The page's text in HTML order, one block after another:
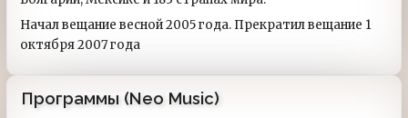
Начал вещание весной 2005 года. Прекратил вещание 1
октября 2007 года
Программы (Neo Music)